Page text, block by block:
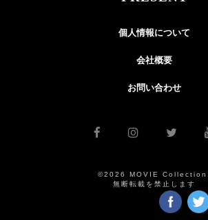
個人情報について
会社概要
お問い合わせ
©2026 MOVIE Collection.
無断転載を禁止します